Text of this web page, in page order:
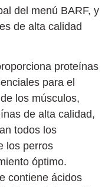
del menú BARF, y
de alta calidad
proteínas
para el
los músculos,
de alta calidad,
todos los
los perros
óptimo.
contiene ácidos